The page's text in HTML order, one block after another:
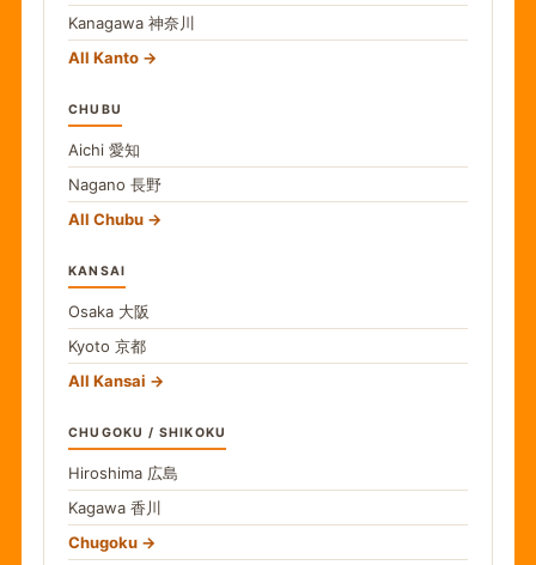
Kanagawa 神奈川
All Kanto
CHUBU
Aichi 愛知
Nagano 長野
All Chubu
KANSAI
Osaka 大阪
Kyoto 京都
All Kansai
CHUGOKU / SHIKOKU
Hiroshima 広島
Kagawa 香川
Chugoku